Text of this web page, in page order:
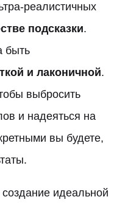
реалистичных
подсказки.
быть
и лаконичной.
выбросить
и надеяться на
вы будете,
идеальной